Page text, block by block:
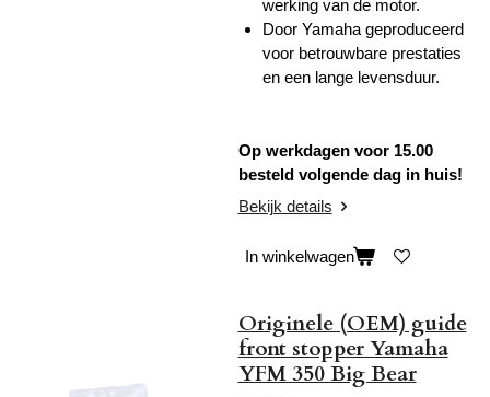
werking van de motor.
Door Yamaha geproduceerd
voor betrouwbare prestaties
en een lange levensduur.
Op werkdagen voor 15.00
besteld volgende dag in huis!
Bekijk details
In winkelwagen
Originele (OEM) guide
front stopper Yamaha
YFM 350 Big Bear